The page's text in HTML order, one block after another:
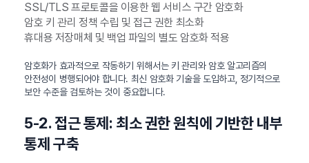
SSL/TLS 프로토콜을 이용한 웹 서비스 구간 암호화
암호 키 관리 정책 수립 및 접근 권한 최소화
휴대용 저장매체 및 백업 파일의 별도 암호화 적용
암호화가 효과적으로 작동하기 위해서는 키 관리와 암호 알고리즘의
안전성이 병행되어야 합니다. 최신 암호화 기술을 도입하고, 정기적으로
보안 수준을 검토하는 것이 중요합니다.
5-2. 접근 통제: 최소 권한 원칙에 기반한 내부
통제 구축